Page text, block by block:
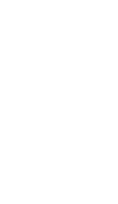
"Düsseldorf-BVV-
"Munich-HGG-
"Cologne-ayu-
"Desk":